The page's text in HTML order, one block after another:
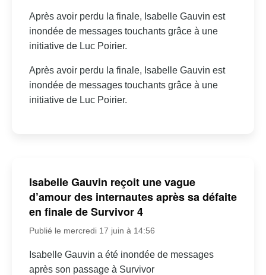
Après avoir perdu la finale, Isabelle Gauvin est
inondée de messages touchants grâce à une
initiative de Luc Poirier.
Après avoir perdu la finale, Isabelle Gauvin est
inondée de messages touchants grâce à une
initiative de Luc Poirier.
Isabelle Gauvin reçoit une vague
d’amour des internautes après sa défaite
en finale de Survivor 4
Publié le mercredi 17 juin à 14:56
Isabelle Gauvin a été inondée de messages
après son passage à Survivor